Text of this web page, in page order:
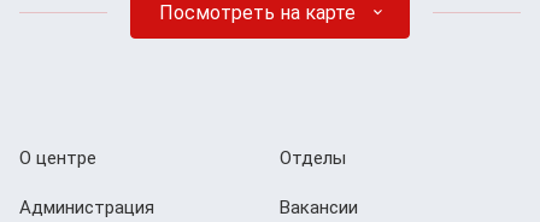
Посмотреть на карте
О центре
Администрация
Отделы
Вакансии